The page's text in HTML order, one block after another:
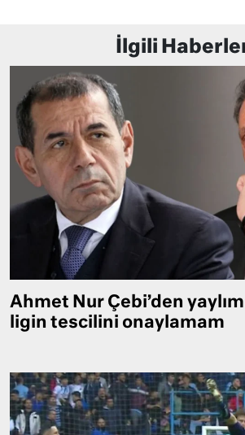
İlgili
Ahmet Nur Çebi’den
ligin tescilini onaylamam